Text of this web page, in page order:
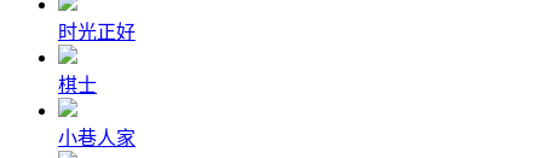
时光正好
棋士
小巷人家